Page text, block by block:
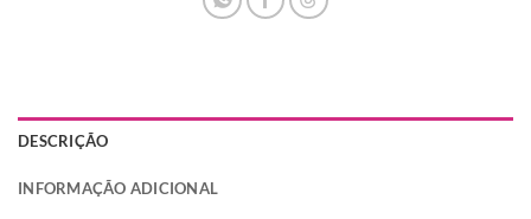
DESCRIÇÃO
INFORMAÇÃO ADICIONAL